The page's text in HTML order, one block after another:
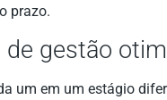
prazo.
gestão
um em um estágio